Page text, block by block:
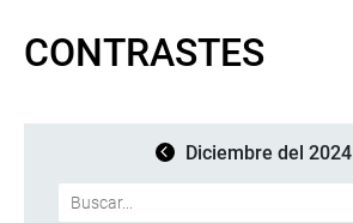
CONTRASTES
Diciembre del 2024